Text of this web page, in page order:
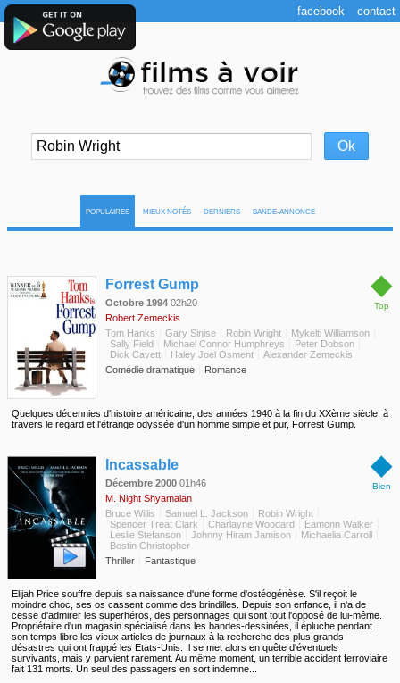
POPULAIRES MIEUX NOTÉS DERNIERS BANDE-ANNONCE
◆
Top
Forrest Gump
Octobre 1994 02h20
Robert Zemeckis
Tom Hanks
Gary Sinise Robin Wright
Mykelti Williamson
Sally Field
Michael Connor Humphreys
Peter Dobson
Dick Cavett
Haley Joel Osment
Alexander Zemeckis
Comédie dramatique
Romance
Quelques décennies d'histoire américaine, des années 1940 à la fin du XXème siècle, à
travers le regard et l'étrange odyssée d'un homme simple et pur, Forrest Gump.
◆
Bien
Incassable
Décembre 2000 01h46
M. Night Shyamalan
Bruce Willis
Samuel L. Jackson
Robin Wright
Spencer Treat Clark
Charlayne Woodard
Eamonn Walker
Leslie Stefanson
Johnny Hiram Jamison
Michaelia Carroll
Bostin Christopher
Thriller
Fantastique
Elijah Price souffre depuis sa naissance d'une forme d'ostéogénèse. S'il reçoit le
moindre choc, ses os cassent comme des brindilles. Depuis son enfance, il n'a de
cesse d'admirer les superhéros, des personnages qui sont tout l'opposé de lui-même.
Propriétaire d'un magasin spécialisé dans les bandes-dessinées, il épluche pendant
son temps libre les vieux articles de journaux à la recherche des plus grands
désastres qui ont frappé les Etats-Unis. Il se met alors en quête d'éventuels
survivants, mais y parvient rarement. Au même moment, un terrible accident ferroviaire
fait 131 morts. Un seul des passagers en sort indemne...
facebook contact